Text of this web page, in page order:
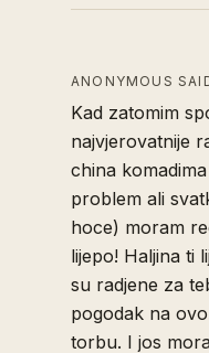
ANONYMOUS
Kad zatomim
najvjerovatnije
china
problem ali
hoce) moram
lijepo! Haljina ti
su radjene za
pogodak na
torbu. I jos